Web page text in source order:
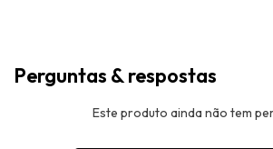
Perguntas & respostas
Este produto ainda não tem